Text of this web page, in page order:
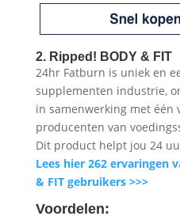
2. Ripped! BODY & FIT
24hr Fatburn is uniek en
supplementen industrie,
in samenwerking met één
producenten van
Dit product helpt jou 24
Lees hier 262 ervaringen
& FIT gebruikers >>>
Voordelen: